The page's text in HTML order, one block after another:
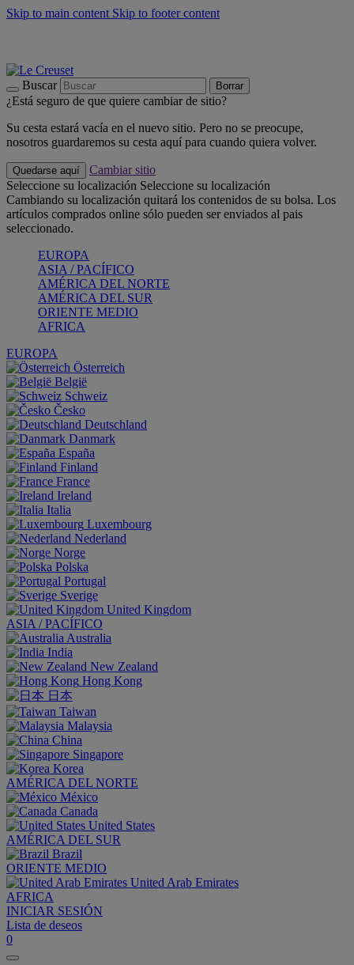
Skip to main content Skip to footer content
Buscar Borrar
¿Está seguro de que quiere cambiar de sitio?
Su cesta estará vacía en el nuevo sitio. Pero no se preocupe,
nosotros guardaremos su cesta aquí para cuando quiera volver.
Quedarse aquí
Cambiar sitio
Seleccione su localización Seleccione su localización
Cambiando su localización quitará los contenidos de su bolsa. Los
artículos comprados online sólo pueden ser enviados al pais
seleccionado.
EUROPA
ASIA / PACÍFICO
AMÉRICA DEL NORTE
AMÉRICA DEL SUR
ORIENTE MEDIO
AFRICA
EUROPA
Österreich
België
Schweiz
Česko
Deutschland
Danmark
España
Finland
France
Ireland
Italia
Luxembourg
Nederland
Norge
Polska
Portugal
Sverige
United Kingdom
ASIA / PACÍFICO
Australia
India
New Zealand
Hong Kong
日本
Taiwan
Malaysia
China
Singapore
Korea
AMÉRICA DEL NORTE
México
Canada
United States
AMÉRICA DEL SUR
Brazil
ORIENTE MEDIO
United Arab Emirates
AFRICA
INICIAR SESIÓN
Lista de deseos
0